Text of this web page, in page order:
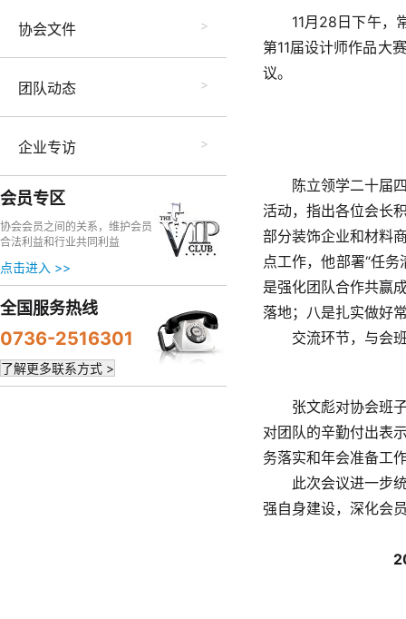
协会文件
团队动态
企业专访
会员专区
协会会员之间的关系，维护会员
合法利益和行业共同利益
点击进入 >>
全国服务热线
0736-2516301
了解更多联系方式 >
11月28日下午，
第11届设计师作品大
议。
陈立领学二十届
活动，指出各位会长
部分装饰企业和材料
点工作，他部署“任
是强化团队合作共赢
落地；八是扎实做好
交流环节，与会
张文彪对协会班
对团队的辛勤付出表
务落实和年会准备工
此次会议进一步
强自身建设，深化会